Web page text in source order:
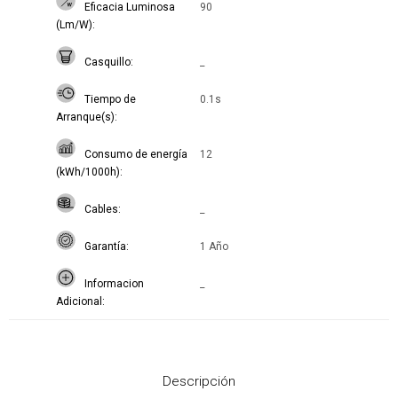
Eficacia Luminosa
(Lm/W)
90
Casquillo
Tiempo de
Arranque(s)
0.1s
Consumo de energía
(kWh/1000h)
12
Cables
Garantía 1 Año
Informacion
Adicional
Descripción